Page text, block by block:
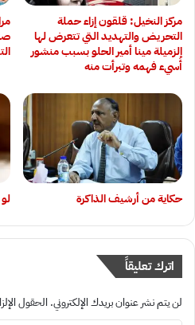
مركز النخيل: قلقون إزاء حملة
التحريض والتهديد التي تتعرض لها
الزميلة مينا أمير الحلو بسبب منشور
أُسيء فهمه وتبرأت منه
حكاية من أرشيف الذاكرة
اترك تعليقاً
لن يتم نشر عنوان بريدك الإلكتروني. الحقول